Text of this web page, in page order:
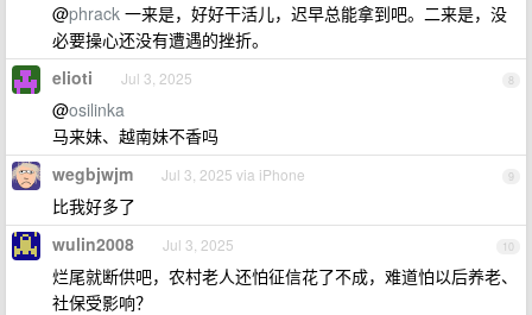
@phrack 一来是，好好干活儿，迟早总能拿到吧。二来是，没
必要操心还没有遭遇的挫折。
8
elioti Jul 3, 2025
@osilinka
马来妹、越南妹不香吗
9
wegbjwjm Jul 3, 2025 via iPhone
比我好多了
10
wulin2008 Jul 3, 2025
烂尾就断供吧，农村老人还怕征信花了不成，难道怕以后养老、
社保受影响？